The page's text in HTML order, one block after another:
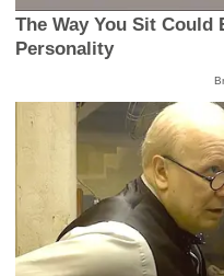
The Way You Sit Could
Personality